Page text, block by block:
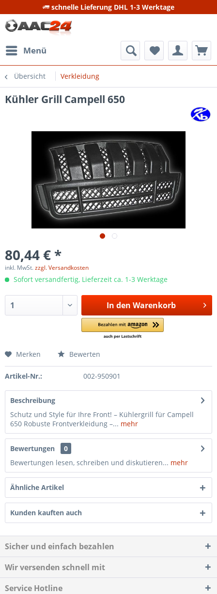
schnelle Lieferung DHL 1-3 Werktage
Menü
Übersicht Verkleidung
Kühler Grill Campell 650
80,44 € *
inkl. MwSt.zzgl. Versandkosten
Sofort versandfertig, Lieferzeit ca. 1-3 Werktage
In den Warenkorb
Merken Bewerten
Artikel-Nr.: 002-950901
Beschreibung
Schutz und Style für Ihre Front! – Kühlergrill für Campell
650 Robuste Frontverkleidung –... mehr
Bewertungen
0
Bewertungen lesen, schreiben und diskutieren... mehr
Ähnliche Artikel
Kunden kauften auch
Sicher und einfach bezahlen
Wir versenden schnell mit
Service Hotline